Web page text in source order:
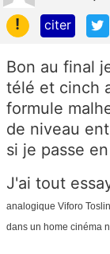
!
citer
Bon au final
télé et cinch
formule
de niveau
si je passe
J'ai tout
analogique Viforo
dans un home cinéma